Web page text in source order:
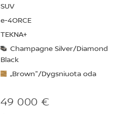
SUV
e-4ORCE
TEKNA+
Champagne Silver/Diamond
Black
„Brown"/Dygsniuota oda
49 000 €